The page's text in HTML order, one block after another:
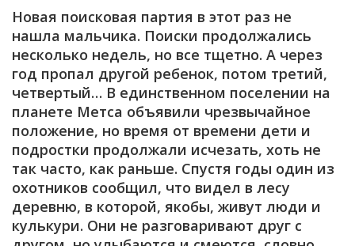
Новая поисковая партия в этот раз не
нашла мальчика. Поиски продолжались
несколько недель, но все тщетно. А через
год пропал другой ребенок, потом третий,
четвертый… В единственном поселении на
планете Метса объявили чрезвычайное
положение, но время от времени дети и
подростки продолжали исчезать, хоть не
так часто, как раньше. Спустя годы один из
охотников сообщил, что видел в лесу
деревню, в которой, якобы, живут люди и
кулькури. Они не разговаривают друг с